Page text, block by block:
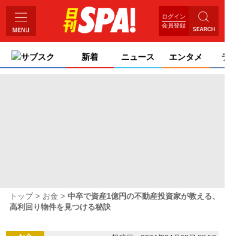
ログイン
会員登録
サブスク 新着 ニュース エンタメ
トップ お金
中卒で資産1億円の不動産投資家が教える、
高利回り物件を見つける秘訣